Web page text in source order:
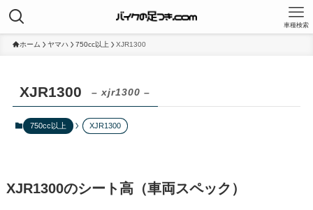
車種検索
ホーム ヤマハ 750cc以上 XJR1300
XJR1300 – xjr1300 –
750cc以上 XJR1300
XJR1300のシート高（車両スペック）